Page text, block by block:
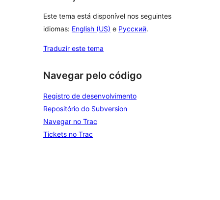
Este tema está disponível nos seguintes
idiomas: English (US) e Русский.
Traduzir este tema
Navegar pelo código
Registro de desenvolvimento
Repositório do Subversion
Navegar no Trac
Tickets no Trac